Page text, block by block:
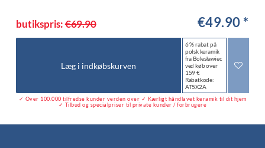
butikspris:€69.90 €49.90 *
Læg i indkøbskurven
6 % rabat på
polsk keramik
fra Bolesławiec
ved køb over
159 €
Rabatkode:
AT5X2A
✓ Over 100.000 tilfredse kunder verden over ✓ Kærligt håndlavet keramik til dit hjem
✓ Tilbud og specialpriser til private kunder / forbrugere